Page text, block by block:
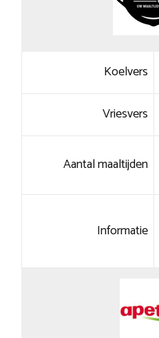
Koelvers
Vriesvers
Aantal maaltijden
Informatie